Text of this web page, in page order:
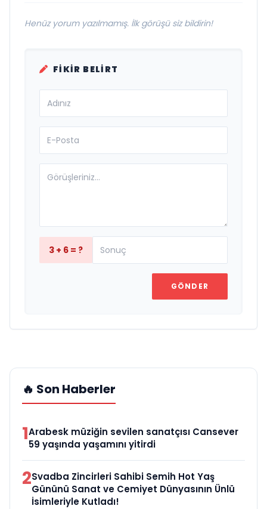
Henüz yorum yazılmamış. İlk görüşü siz bildirin!
FIKIR BELIRT
3 + 6 = ?
GÖNDER
🔥 Son Haberler
1Arabesk müziğin sevilen sanatçısı Cansever
59 yaşında yaşamını yitirdi
2Svadba Zincirleri Sahibi Semih Hot Yaş
Gününü Sanat ve Cemiyet Dünyasının Ünlü
İsimleriyle Kutladı!